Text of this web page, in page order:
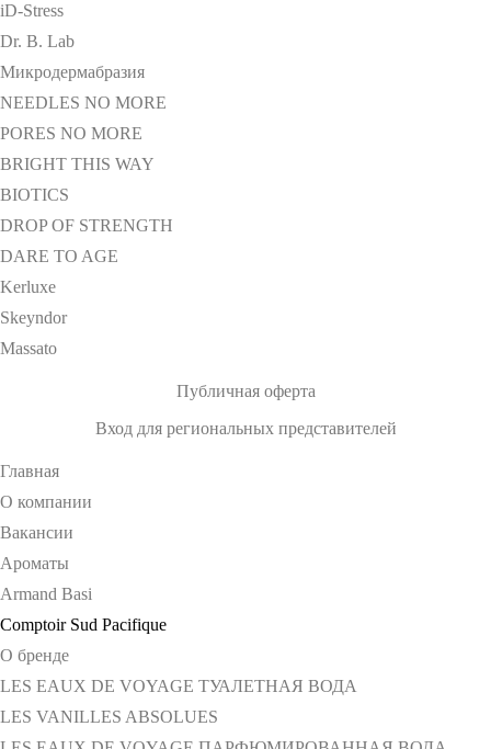
iD-Stress
Dr. B. Lab
Микродермабразия
NEEDLES NO MORE
PORES NO MORE
BRIGHT THIS WAY
BIOTICS
DROP OF STRENGTH
DARE TO AGE
Kerluxe
Skeyndor
Massato
Публичная оферта
Вход для региональных представителей
Главная
О компании
Вакансии
Ароматы
Armand Basi
Comptoir Sud Pacifique
О бренде
LES EAUX DE VOYAGE ТУАЛЕТНАЯ ВОДА
LES VANILLES ABSOLUES